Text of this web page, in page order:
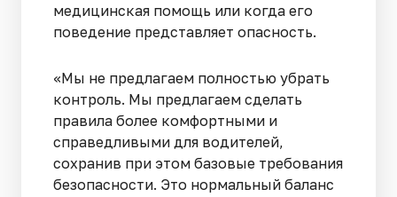
медицинская помощь или когда его
поведение представляет опасность.
«Мы не предлагаем полностью убрать
контроль. Мы предлагаем сделать
правила более комфортными и
справедливыми для водителей,
сохранив при этом базовые требования
безопасности. Это нормальный баланс